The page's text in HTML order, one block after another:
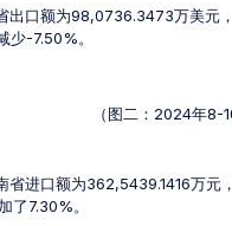
出口额为98,0736.3473万美元
少-7.50%。
（图二：2024年8-
省进口额为362,5439.1416万
了7.30%。